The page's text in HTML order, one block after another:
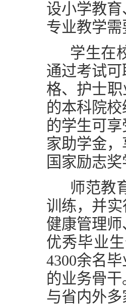
设小学教
专业教学
学生在
通过考试
格、护士
的本科院
的学生可
家助学金
国家励志
师范教
训练，并
健康管理
优秀毕业
4300余名
的业务骨
与省内外